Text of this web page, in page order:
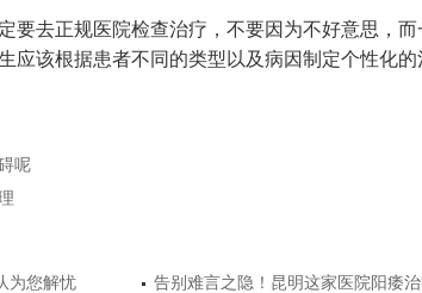
要去正规医院检查治疗，不要因为不好意思，而
应该根据患者不同的类型以及病因制定个性化的
呢
为您解忧
告别难言之隐！昆明这家医院阳痿